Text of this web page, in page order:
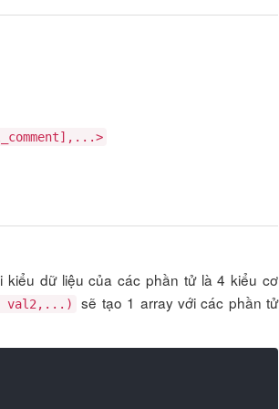
kiểu dữ liệu của các phần tử là 4 kiểu cơ
val2,...)
sẽ tạo 1 array với các phần tử